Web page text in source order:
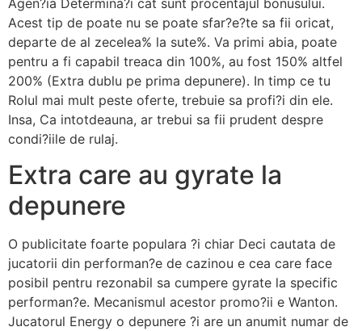
Acest tip de poate nu se poate sfar?e?te sa fii oricat,
departe de al zecelea% la sute%. Va primi abia, poate
pentru a fi capabil treaca din 100%, au fost 150% altfel
200% (Extra dublu pe prima depunere). In timp ce tu
Rolul mai mult peste oferte, trebuie sa profi?i din ele.
Insa, Ca intotdeauna, ar trebui sa fii prudent despre
condi?iile de rulaj.
Extra care au gyrate la
depunere
O publicitate foarte populara ?i chiar Deci cautata de
jucatorii din performan?e de cazinou e cea care face
posibil pentru rezonabil sa cumpere gyrate la specific
performan?e. Mecanismul acestor promo?ii e Wanton.
Jucatorul Energy o depunere ?i are un anumit numar de